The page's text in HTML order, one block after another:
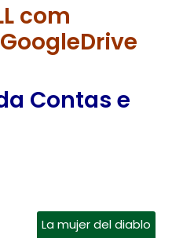
com
Contas e
La mujer del diablo